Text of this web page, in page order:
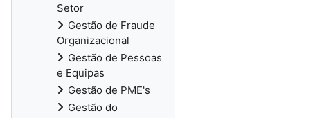
Setor
Gestão de Fraude
Organizacional
Gestão de Pessoas
e Equipas
Gestão de PME's
Gestão do